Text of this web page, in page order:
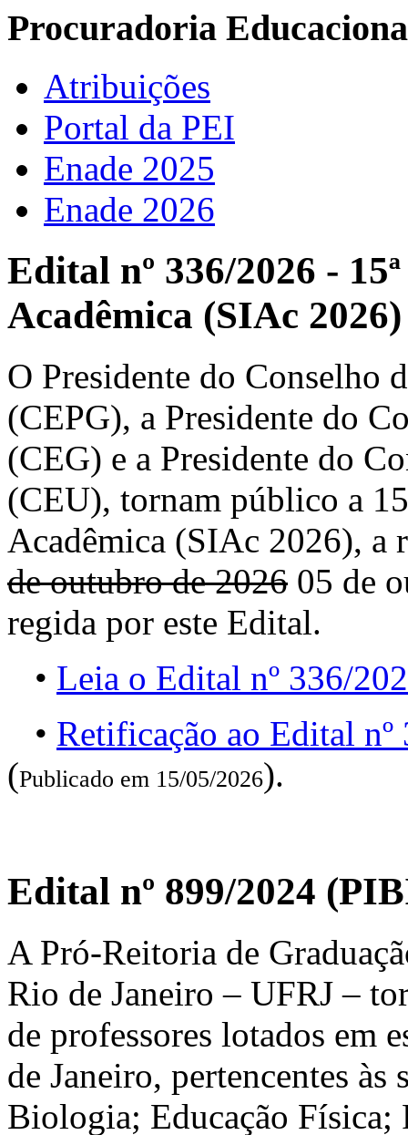
Procuradoria
Atribuições
Portal da PEI
Enade 2025
Enade 2026
Edital nº 336/2026 -
Acadêmica (SIAc 2026)
O Presidente do Conselho
(CEPG), a Presidente do
(CEG) e a Presidente do
(CEU), tornam público a
Acadêmica (SIAc 2026), a
de outubro de 2026 05 de
regida por este Edital.
• Leia o Edital nº 336/
• Retificação ao Edital nº
(Publicado em 15/05/2026).
Edital nº 899/2024
A Pró-Reitoria de
Rio de Janeiro – UFRJ –
de professores lotados em
de Janeiro, pertencentes
Biologia; Educação